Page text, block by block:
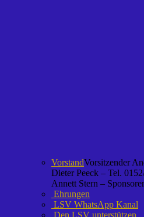
VorstandVorsitzender
Dieter Peeck – Tel.
Annett Stern –
Ehrungen
LSV WhatsApp Kanal
Den LSV unterstützen